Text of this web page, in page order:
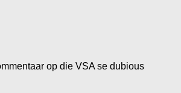
op die VSA se dubious